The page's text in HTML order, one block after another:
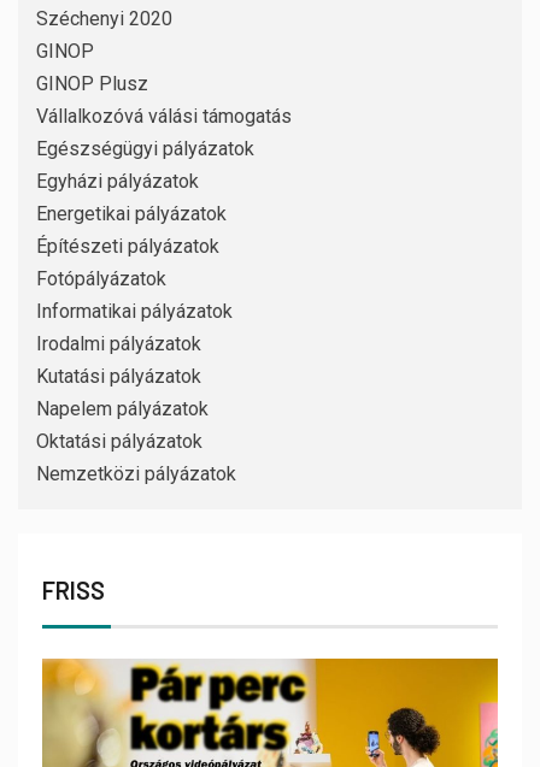
Széchenyi 2020
GINOP
GINOP Plusz
Vállalkozóvá válási támogatás
Egészségügyi pályázatok
Egyházi pályázatok
Energetikai pályázatok
Építészeti pályázatok
Fotópályázatok
Informatikai pályázatok
Irodalmi pályázatok
Kutatási pályázatok
Napelem pályázatok
Oktatási pályázatok
Nemzetközi pályázatok
FRISS